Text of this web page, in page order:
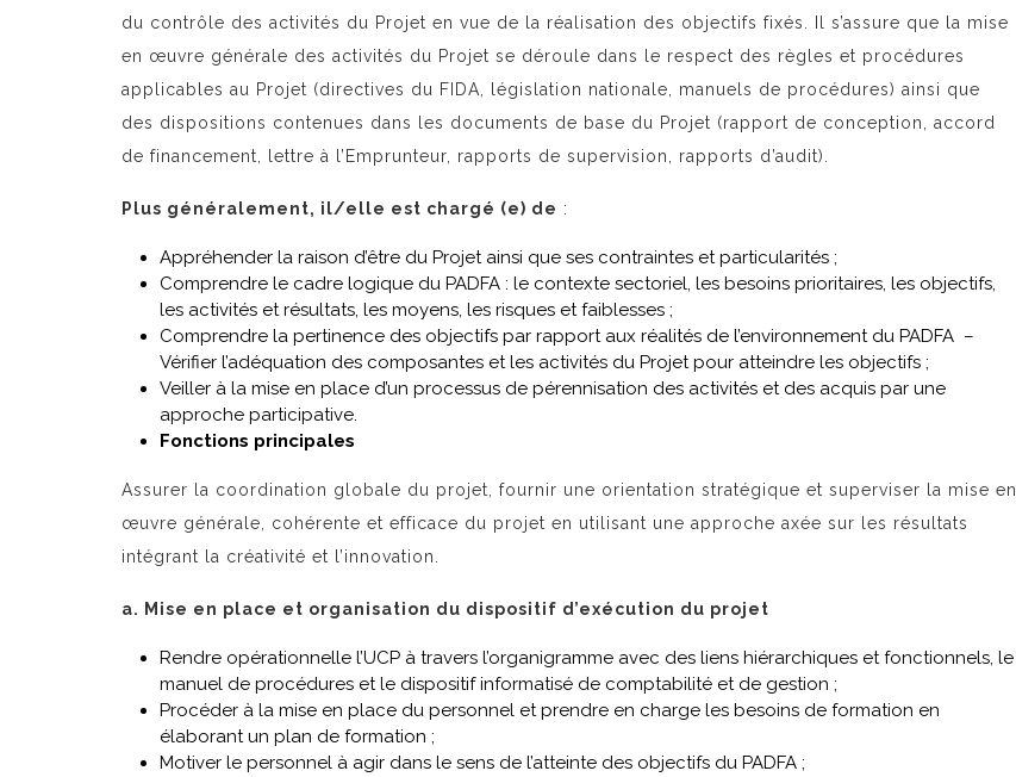
du contrôle des activités du Projet en vue de la réalisation des objectifs fixés. Il s’assure que la mise
en œuvre générale des activités du Projet se déroule dans le respect des règles et procédures
applicables au Projet (directives du FIDA, législation nationale, manuels de procédures) ainsi que
des dispositions contenues dans les documents de base du Projet (rapport de conception, accord
de financement, lettre à l’Emprunteur, rapports de supervision, rapports d’audit).
Plus généralement, il/elle est chargé (e) de :
Appréhender la raison d’être du Projet ainsi que ses contraintes et particularités ;
Comprendre le cadre logique du PADFA : le contexte sectoriel, les besoins prioritaires, les objectifs,
les activités et résultats, les moyens, les risques et faiblesses ;
Comprendre la pertinence des objectifs par rapport aux réalités de l’environnement du PADFA –
Vérifier l’adéquation des composantes et les activités du Projet pour atteindre les objectifs ;
Veiller à la mise en place d’un processus de pérennisation des activités et des acquis par une
approche participative.
Fonctions principales
Assurer la coordination globale du projet, fournir une orientation stratégique et superviser la mise en
œuvre générale, cohérente et efficace du projet en utilisant une approche axée sur les résultats
intégrant la créativité et l’innovation.
a. Mise en place et organisation du dispositif d’exécution du projet
Rendre opérationnelle l’UCP à travers l’organigramme avec des liens hiérarchiques et fonctionnels, le
manuel de procédures et le dispositif informatisé de comptabilité et de gestion ;
Procéder à la mise en place du personnel et prendre en charge les besoins de formation en
élaborant un plan de formation ;
Motiver le personnel à agir dans le sens de l’atteinte des objectifs du PADFA ;